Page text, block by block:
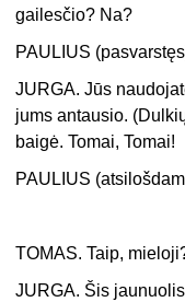
gailesčio? Na?
PAULIUS
JURGA. Jūs
jums antausio.
baigė. Tomai, Tomai!
PAULIUS
TOMAS. Taip,
JURGA. Šis